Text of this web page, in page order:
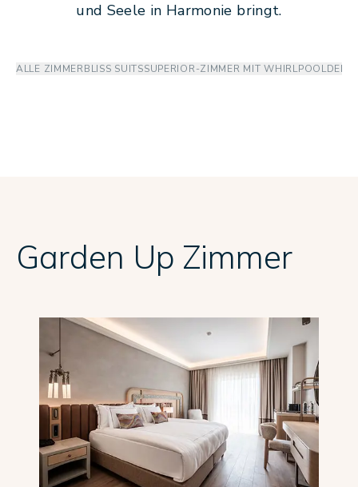
und Seele in Harmonie bringt.
ALLE ZIMMERBLISS SUITSSUPERIOR-ZIMMER MIT WHIRLPOOL
Garden Up Zimmer